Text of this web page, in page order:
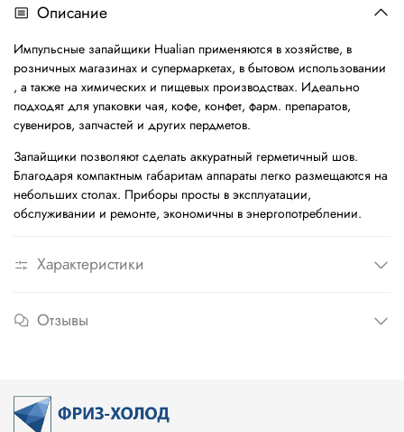
Описание
Импульсные запайщики Hualian применяются в хозяйстве, в
розничных магазинах и супермаркетах, в бытовом использовании
, а также на химических и пищевых производствах. Идеально
подходят для упаковки чая, кофе, конфет, фарм. препаратов,
сувениров, запчастей и других пердметов.
Запайщики позволяют сделать аккуратный герметичный шов.
Благодаря компактным габаритам аппараты легко размещаются на
небольших столах. Приборы просты в эксплуатации,
обслуживании и ремонте, экономичны в энергопотреблении.
Характеристики
Отзывы